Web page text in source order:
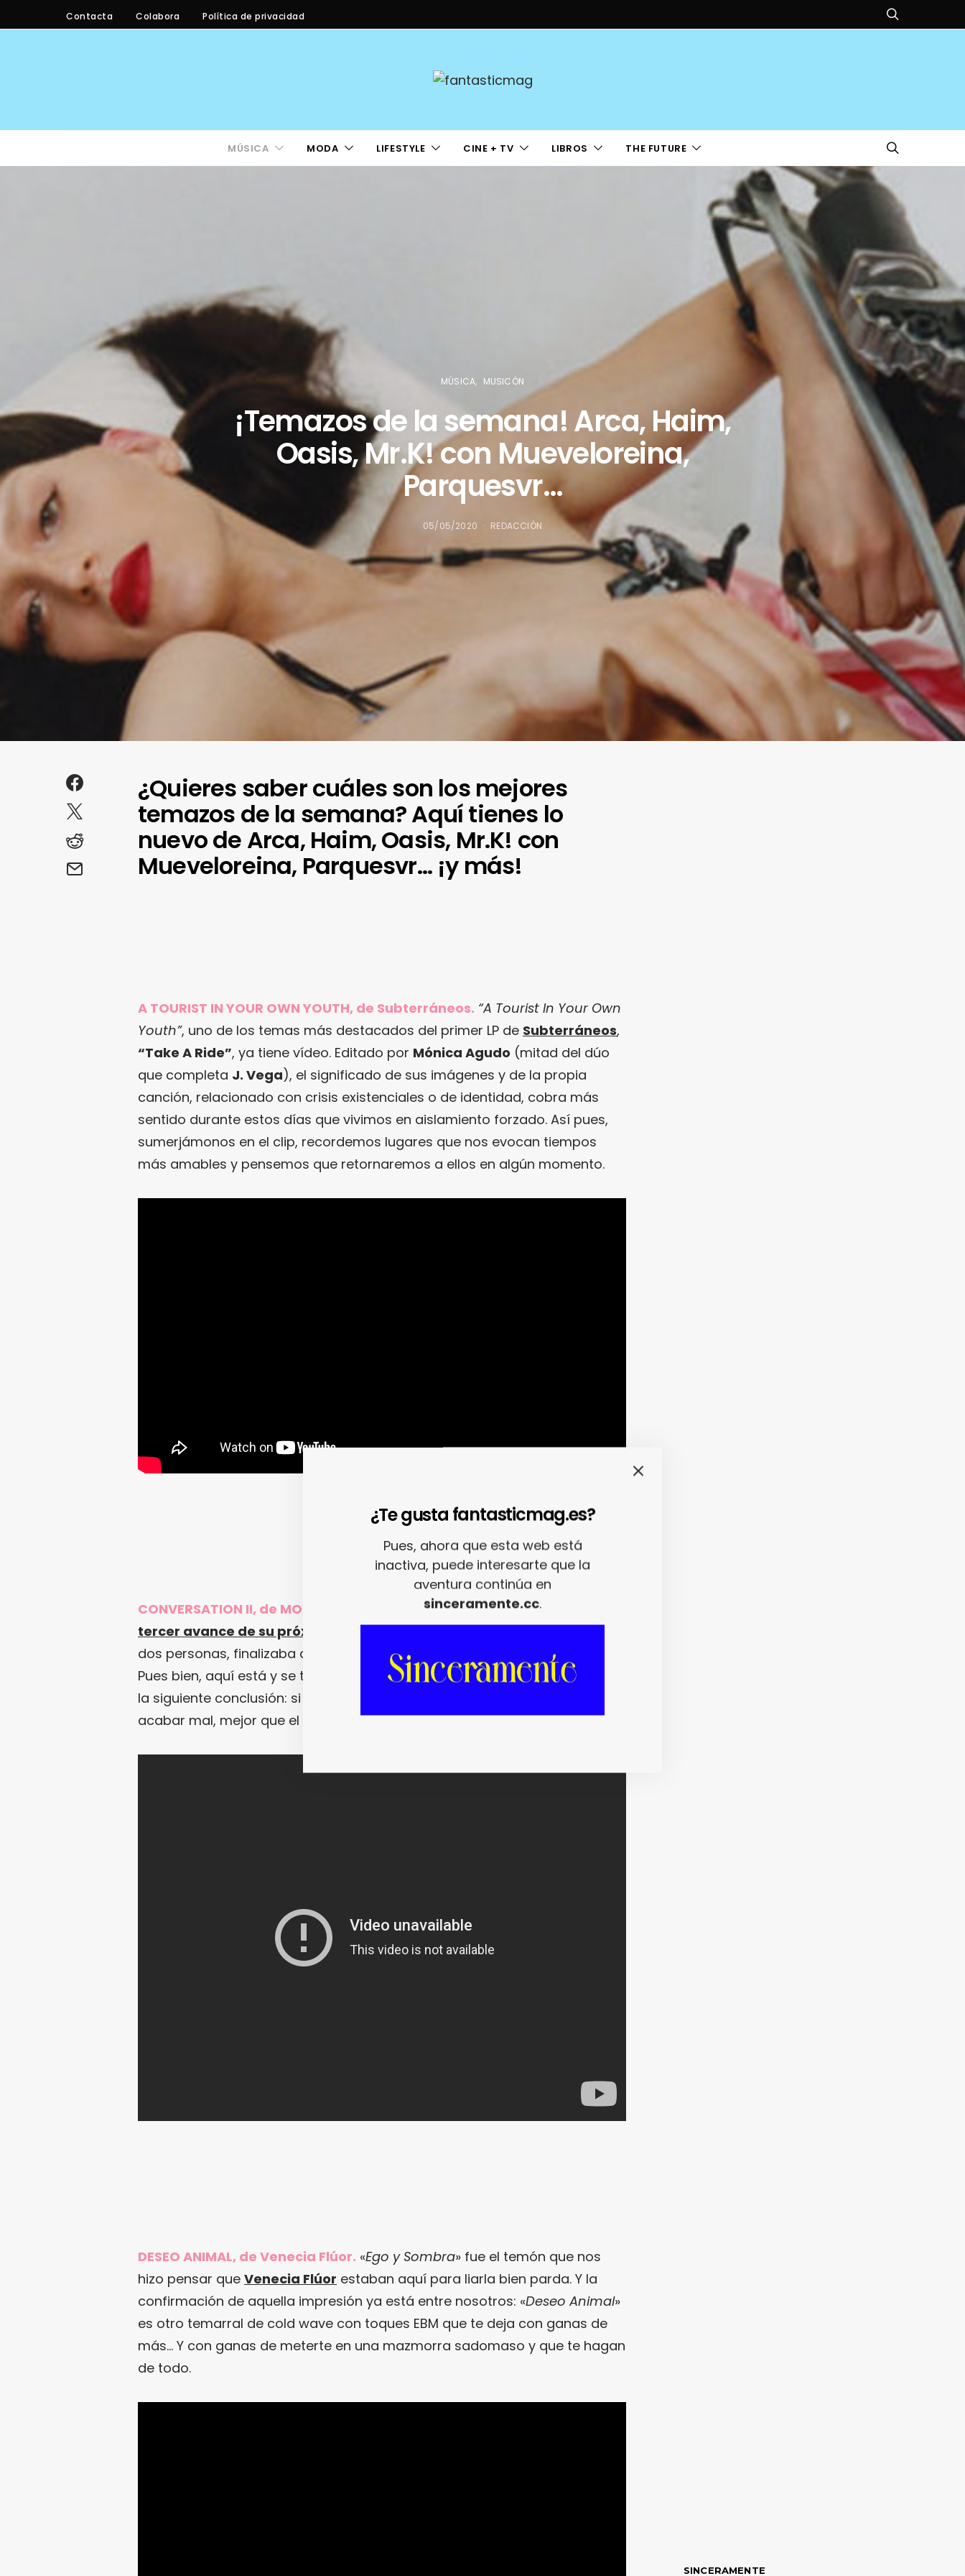
Contacta Colabora Política de privacidad
MÚSICA MODA LIFESTYLE CINE + TV LIBROS THE FUTURE
MÚSICA MUSICÓN
¡Temazos de la semana! Arca, Haim,
Oasis, Mr.K! con Mueveloreina,
Parquesvr…
05/05/2020 REDACCIÓN
¿Quieres saber cuáles son los mejores
temazos de la semana? Aquí tienes lo
nuevo de Arca, Haim, Oasis, Mr.K! con
Mueveloreina, Parquesvr… ¡y más!
A TOURIST IN YOUR OWN YOUTH, de Subterráneos. “A Tourist In Your Own
Youth”, uno de los temas más destacados del primer LP de Subterráneos,
“Take A Ride”, ya tiene vídeo. Editado por Mónica Agudo (mitad del dúo
que completa J. Vega), el significado de sus imágenes y de la propia
canción, relacionado con crisis existenciales o de identidad, cobra más
sentido durante estos días que vivimos en aislamiento forzado. Así pues,
sumerjámonos en el clip, recordemos lugares que nos evocan tiempos
más amables y pensemos que retornaremos a ellos en algún momento.
CONVERSATION II, de MOW. MOWpublicó“Conversation I”
tercer avance de su próximo álbum. Aquel tema, una conversación entre
dos personas, finalizaba abruptamente porque tendría una segunda parte.
Pues bien, aquí está y se titula, naturalmente,“Conversation II” , que ofrece
la siguiente conclusión: si el intercambio de palabras y reproches va a
acabar mal, mejor que el tiempo se encargue de apaciguar el dolor.
DESEO ANIMAL, de Venecia Flúor. «Ego y Sombra» fue el temón que nos
hizo pensar que Venecia Flúor estaban aquí para liarla bien parda. Y la
confirmación de aquella impresión ya está entre nosotros: «Deseo Animal»
es otro temarral de cold wave con toques EBM que te deja con ganas de
más… Y con ganas de meterte en una mazmorra sadomaso y que te hagan
de todo.
SINCERAMENTE
¿Te gusta fantasticmag.es?
Pues, ahora que esta web está
inactiva, puede interesarte que la
aventura continúa en
sinceramente.cc.